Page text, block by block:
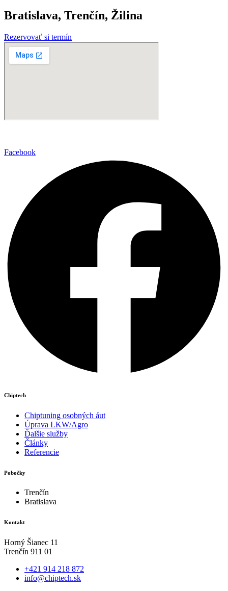
Bratislava, Trenčín, Žilina
Rezervovať si termín
Facebook
Chiptech
Chiptuning osobných áut
Úprava LKW/Agro
Ďalšie služby
Články
Referencie
Pobočky
Trenčín
Bratislava
Kontakt
Horný Šianec 11
Trenčín 911 01
+421 914 218 872
info@chiptech.sk